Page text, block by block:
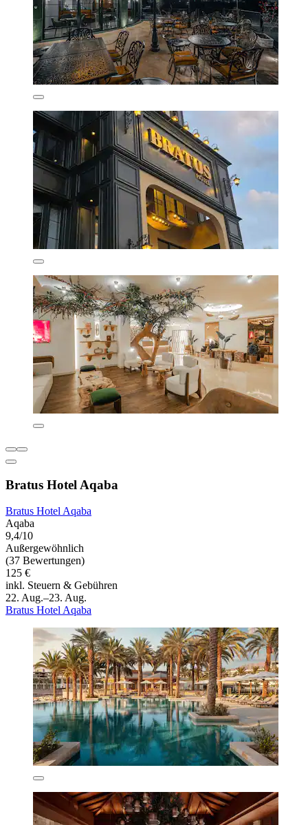
Bratus Hotel Aqaba
Bratus Hotel Aqaba
Aqaba
9,4/10
Außergewöhnlich
(37 Bewertungen)
125 €
inkl. Steuern & Gebühren
22. Aug.–23. Aug.
Bratus Hotel Aqaba